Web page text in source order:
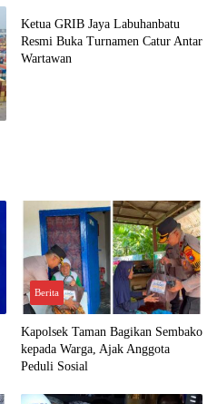
Ketua GRIB Jaya Labuhanbatu
Resmi Buka Turnamen Catur Antar
Wartawan
Berita
Kapolsek Taman Bagikan Sembako
kepada Warga, Ajak Anggota
Peduli Sosial